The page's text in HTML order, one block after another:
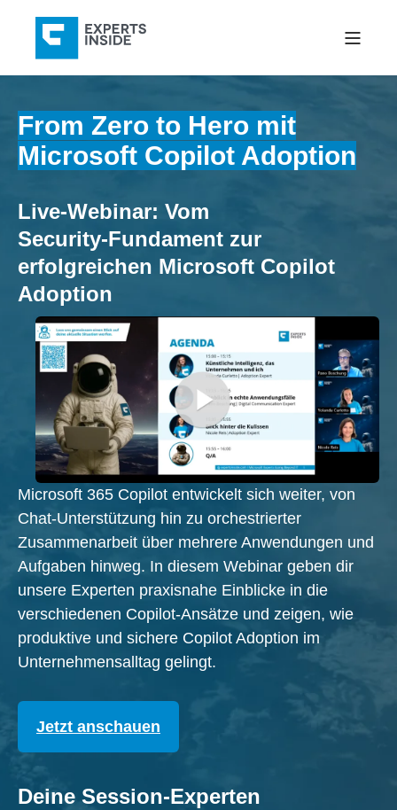
From Zero to Hero mit
Microsoft Copilot Adoption
Live-Webinar: Vom
Security‑Fundament zur
erfolgreichen Microsoft Copilot
Adoption
Microsoft 365 Copilot entwickelt sich weiter, von
Chat-Unterstützung hin zu orchestrierter
Zusammenarbeit über mehrere Anwendungen und
Aufgaben hinweg. In diesem Webinar geben dir
unsere Experten praxisnahe Einblicke in die
verschiedenen Copilot-Ansätze und zeigen, wie
produktive und sichere Copilot Adoption im
Unternehmensalltag gelingt.
Jetzt anschauen
Deine Session-Experten